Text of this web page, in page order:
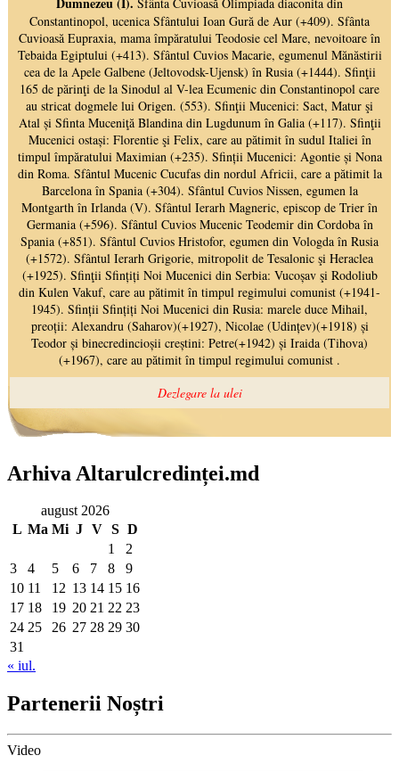
Arhiva Altarulcredinței.md
august 2026
L Ma Mi J V S D
1
2
3
4 5 6 7 8
9
10 11 12 13 14 15 16
17 18 19 20 21 22 23
24 25 26 27 28 29 30
31
« iul.
Partenerii Noștri
Video